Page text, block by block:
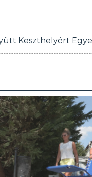
Keszthelyért